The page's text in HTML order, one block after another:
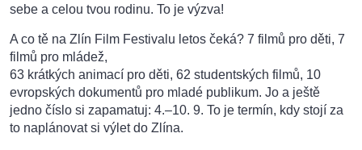
sebe a celou tvou rodinu. To je výzva!
A co tě na Zlín Film Festivalu letos čeká? 7 filmů pro děti, 7
filmů pro mládež,
63 krátkých animací pro děti, 62 studentských filmů, 10
evropských dokumentů pro mladé publikum. Jo a ještě
jedno číslo si zapamatuj: 4.–10. 9. To je termín, kdy stojí za
to naplánovat si výlet do Zlína.